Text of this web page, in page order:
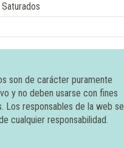
son de carácter puramente
y no deben usarse con fines
Los responsables de la web se
cualquier responsabilidad.